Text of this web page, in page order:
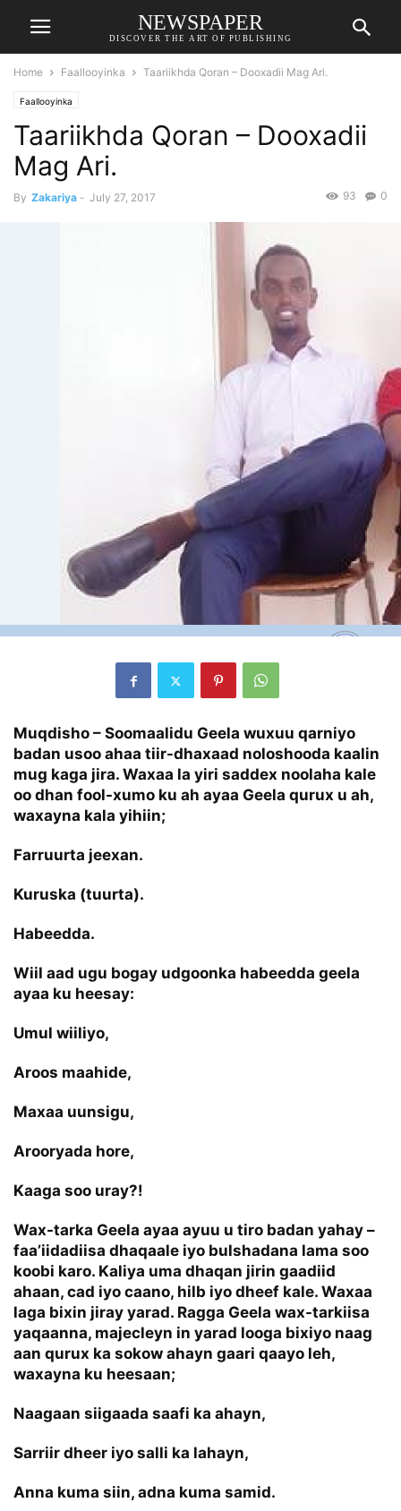
NEWSPAPER
DISCOVER THE ART OF PUBLISHING
Home Faallooyinka Taariikhda Qoran – Dooxadii Mag Ari.
Faallooyinka
Taariikhda Qoran – Dooxadii
Mag Ari.
By Zakariya - July 27, 2017 0
93
Muqdisho – Soomaalidu Geela wuxuu qarniyo
badan usoo ahaa tiir-dhaxaad noloshooda kaalin
mug kaga jira. Waxaa la yiri saddex noolaha kale
oo dhan fool-xumo ku ah ayaa Geela qurux u ah,
waxayna kala yihiin;
Farruurta jeexan.
Kuruska (tuurta).
Habeedda.
Wiil aad ugu bogay udgoonka habeedda geela
ayaa ku heesay:
Umul wiiliyo,
Aroos maahide,
Maxaa uunsigu,
Arooryada hore,
Kaaga soo uray?!
Wax-tarka Geela ayaa ayuu u tiro badan yahay –
faa’iidadiisa dhaqaale iyo bulshadana lama soo
koobi karo. Kaliya uma dhaqan jirin gaadiid
ahaan, cad iyo caano, hilb iyo dheef kale. Waxaa
laga bixin jiray yarad. Ragga Geela wax-tarkiisa
yaqaanna, majecleyn in yarad looga bixiyo naag
aan qurux ka sokow ahayn gaari qaayo leh,
waxayna ku heesaan;
Naagaan siigaada saafi ka ahayn,
Sarriir dheer iyo salli ka lahayn,
Anna kuma siin, adna kuma samid.